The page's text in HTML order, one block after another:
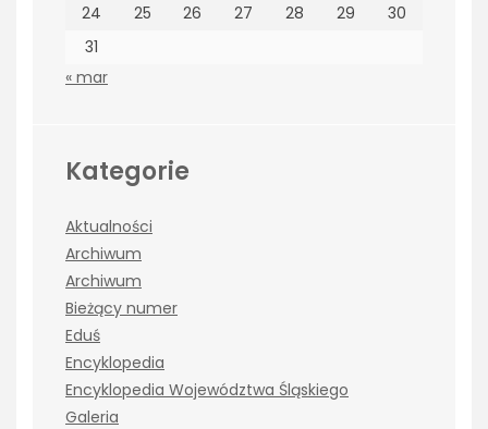
24
25 26 27 28 29
30
31
« mar
Kategorie
Aktualności
Archiwum
Archiwum
Bieżący numer
Eduś
Encyklopedia
Encyklopedia Województwa Śląskiego
Galeria